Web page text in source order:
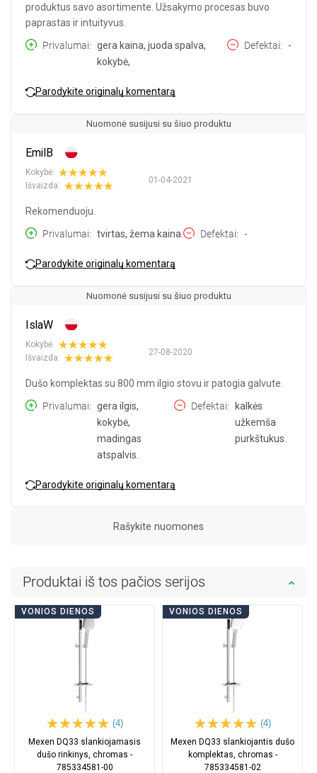
produktus savo asortimente. Užsakymo procesas buvo
paprastas ir intuityvus.
Privalumai
gera kaina, juoda spalva,
kokybė,
Defektai -
Parodykite originalų komentarą
Nuomonė susijusi su šiuo produktu
EmilB
01-04-2021
Kokybė:
Išvaizda:
Rekomenduoju.
Privalumai
tvirtas, žema kaina. Defektai -
Parodykite originalų komentarą
Nuomonė susijusi su šiuo produktu
IslaW
27-08-2020
Kokybė:
Išvaizda:
Dušo komplektas su 800 mm ilgio stovu ir patogia galvute.
Privalumai
gera ilgis,
kokybė,
madingas
atspalvis.
Defektai
kalkės
užkemša
purkštukus.
Parodykite originalų komentarą
Rašykite nuomones
Produktai iš tos pačios serijos
VONIOS DIENOS
(4)
Mexen DQ33 slankiojamasis
dušo rinkinys, chromas -
785334581-00
VONIOS DIENOS
(4)
Mexen DQ33 slankiojantis dušo
komplektas, chromas -
785334581-02